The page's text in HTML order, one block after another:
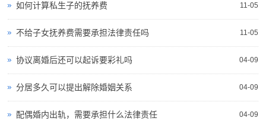
11-05
如何计算私生子的抚养费
11-05
不给子女抚养费需要承担法律责任吗
04-09
协议离婚后还可以起诉要彩礼吗
04-09
分居多久可以提出解除婚姻关系
04-09
配偶婚内出轨，需要承担什么法律责任